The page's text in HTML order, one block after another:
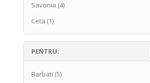
Savonia (4)
Ceta (1)
PENTRU:
Barbati (5)